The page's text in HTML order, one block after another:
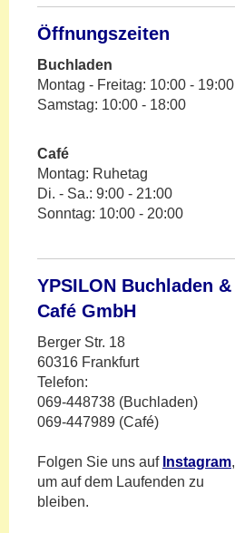
Öffnungszeiten
Buchladen
Montag - Freitag: 10:00 - 19:00
Samstag: 10:00 - 18:00
Café
Montag: Ruhetag
Di. - Sa.: 9:00 - 21:00
Sonntag: 10:00 - 20:00
YPSILON Buchladen &
Café GmbH
Berger Str. 18
60316 Frankfurt
Telefon:
069-448738 (Buchladen)
069-447989 (Café)
Folgen Sie uns auf Instagram,
um auf dem Laufenden zu
bleiben.